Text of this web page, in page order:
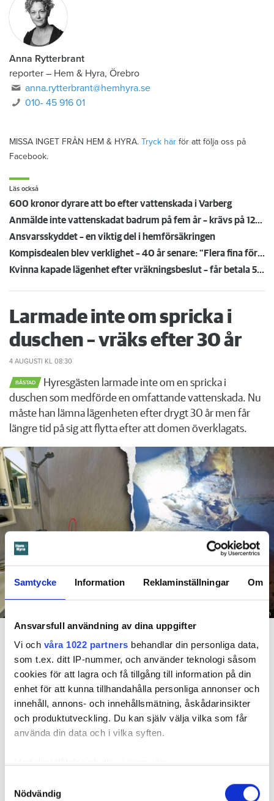
Samtycke Information Reklaminställningar Om
Ansvarsfull användning av dina uppgifter
Vi och våra 1022 partners behandlar din personliga data,
som t.ex. ditt IP-nummer, och använder teknologi såsom
cookies för att lagra och få tillgång till information på din
enhet för att kunna tillhandahålla personliga annonser och
innehåll, annons- och innehållsmätning, åskådarinsikter
och produktutveckling. Du kan själv välja vilka som får
använda din data och i vilka syften.
som kan ha en noggrannhet på upp till flera meter
Nödvändig
Anna Rytterbrant
reporter – Hem & Hyra, Örebro
anna.rytterbrant@hemhyra.se
010- 45 916 01
MISSA INGET FRÅN HEM & HYRA. Tryck här för att följa oss på
Facebook.
Läs också
600 kronor dyrare att bo efter vattenskada i Varberg
Anmälde inte vattenskadat badrum på fem år – krävs på 125 000 kronor
Ansvarsskyddet – en viktig del i hemförsäkringen
Kompisdealen blev verklighet – 40 år senare: "Flera fina fördelar med att dela bostad"
Kvinna kapade lägenhet efter vräkningsbeslut – får betala 50 000
Larmade inte om spricka i
duschen – vräks efter 30 år
4 AUGUSTI KL 08:30
BÅSTAD
Hyresgästen larmade inte om en spricka i
duschen som medförde en omfattande vattenskada. Nu
måste han lämna lägenheten efter drygt 30 år men får
längre tid på sig att flytta efter att domen överklagats.
Foto: Hyresnämnden
En inspektion visade att vatten under en längre tid läckt in genom sprickor i väggen (de
Hyresgästen har bott i lägenheten i skånska Båstad sedan
1995 men måste nu flytta sedan hans kontrakt prövats både
i hyresnämnden och i hovrätten.
duschmunstycke under hösten förra året som en spricka i